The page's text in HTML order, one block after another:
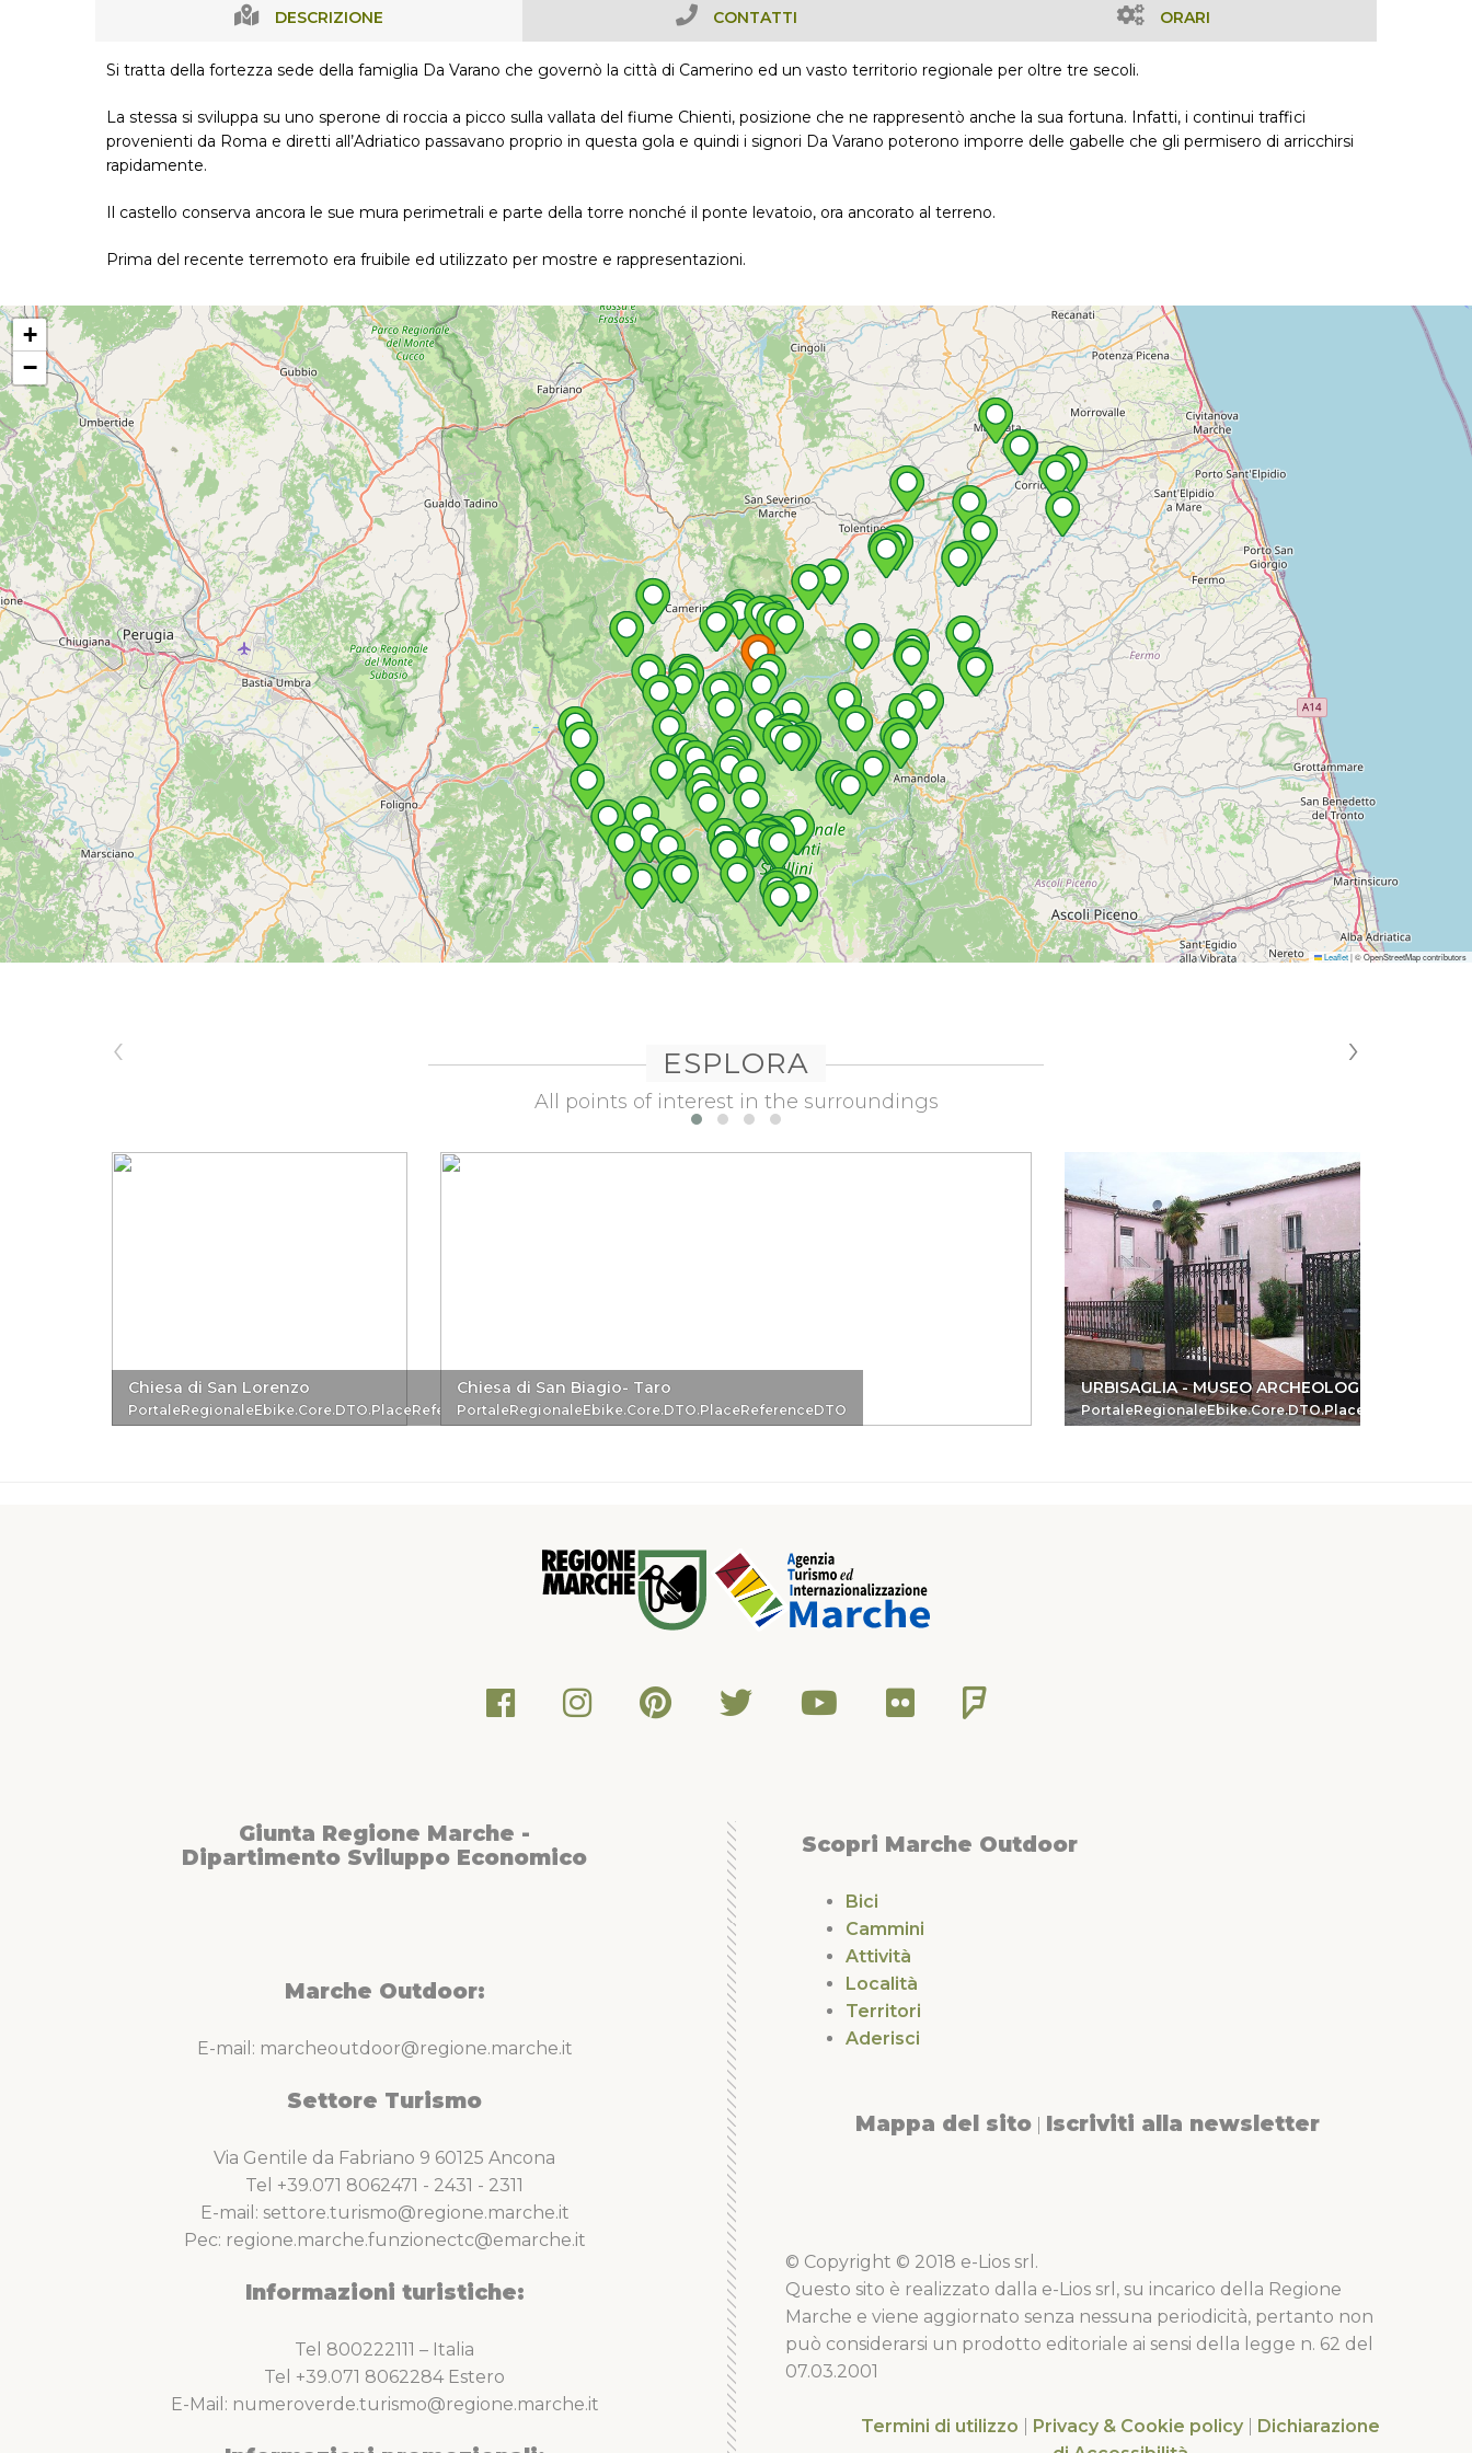
DESCRIZIONE CONTATTI ORARI
Si tratta della fortezza sede della famiglia Da Varano che governò la città di Camerino ed un vasto territorio regionale per oltre tre secoli.
La stessa si sviluppa su uno sperone di roccia a picco sulla vallata del fiume Chienti, posizione che ne rappresentò anche la sua fortuna. Infatti, i continui traffici
provenienti da Roma e diretti all’Adriatico passavano proprio in questa gola e quindi i signori Da Varano poterono imporre delle gabelle che gli permisero di arricchirsi
rapidamente.
Il castello conserva ancora le sue mura perimetrali e parte della torre nonché il ponte levatoio, ora ancorato al terreno.
Prima del recente terremoto era fruibile ed utilizzato per mostre e rappresentazioni.
+
−
Leaflet|© OpenStreetMap contributors
ESPLORA
All points of interest in the surroundings
Chiesa di San Lorenzo
PortaleRegionaleEbike.Core.DTO.PlaceReferenceDTO
Chiesa di San Biagio- Taro
PortaleRegionaleEbike.Core.DTO.PlaceReferenceDTO
URBISAGLIA - MUSEO ARCHEOLOGICO
PortaleRegionaleEbike.Core.DTO.PlaceReferenceDTO
‹ ›
Giunta Regione Marche -
Dipartimento Sviluppo Economico
Marche Outdoor:
E-mail: marcheoutdoor@regione.marche.it
Settore Turismo
Via Gentile da Fabriano 9 60125 Ancona
Tel +39.071 8062471 - 2431 - 2311
E-mail: settore.turismo@regione.marche.it
Pec: regione.marche.funzionectc@emarche.it
Informazioni turistiche:
Tel 800222111 – Italia
Tel +39.071 8062284 Estero
E-Mail: numeroverde.turismo@regione.marche.it
Scopri Marche Outdoor
Bici
Cammini
Attività
Località
Territori
Aderisci
Mappa del sito Iscriviti alla newsletter
© Copyright © 2018 e-Lios srl.
Questo sito è realizzato dalla e-Lios srl, su incarico della Regione
Marche e viene aggiornato senza nessuna periodicità, pertanto non
può considerarsi un prodotto editoriale ai sensi della legge n. 62 del
07.03.2001
Termini di utilizzo Privacy & Cookie policy
Dichiarazione